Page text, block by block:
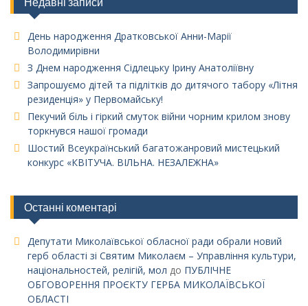
День народження Дратковської Анни-Марії
Володимирівни
З Днем народження Сідлецьку Ірину Анатоліївну
Запрошуємо дітей та підлітків до дитячого табору «Літня
резиденція» у Первомайську!
Пекучий біль і гіркий смуток війни чорним крилом знову
торкнувся нашої громади
Шостий Всеукраїнський багатожанровий мистецький
конкурс «КВІТУЧА. ВІЛЬНА. НЕЗАЛЕЖНА»
Останні коментарі
Депутати Миколаївської обласної ради обрали новий
герб області зі Святим Миколаєм – Управління культури,
національностей, релігій, мол до ПУБЛІЧНЕ
ОБГОВОРЕННЯ ПРОЄКТУ ГЕРБА МИКОЛАЇВСЬКОЇ
ОБЛАСТІ